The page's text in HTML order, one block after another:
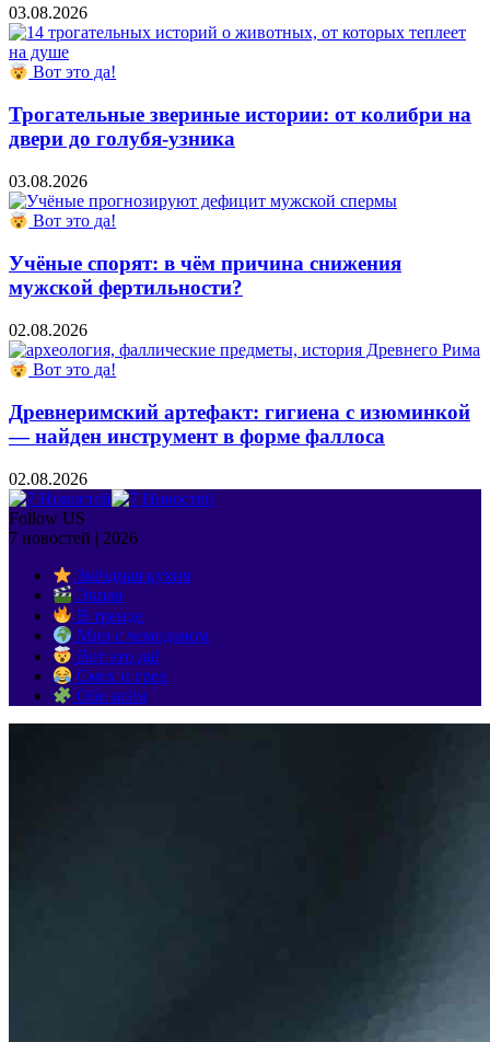
03.08.2026
Вот это да!
Трогательные звериные истории: от колибри на
двери до голубя-узника
03.08.2026
Вот это да!
Учёные спорят: в чём причина снижения
мужской фертильности?
02.08.2026
Вот это да!
Древнеримский артефакт: гигиена с изюминкой
— найден инструмент в форме фаллоса
02.08.2026
Follow US
7 новостей | 2026
Звёздная кухня
Экран
В тренде
Мир с чемоданом
Вот это да!
Смех и грех
Обо всём